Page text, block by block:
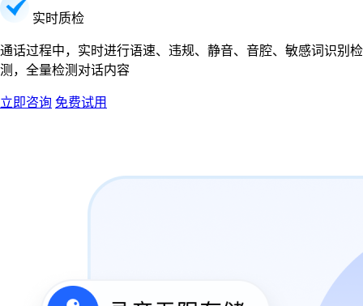
实时质检
通话过程中，实时进行语速、违规、静音、音腔、敏感词识别检
测，全量检测对话内容
立即咨询 免费试用